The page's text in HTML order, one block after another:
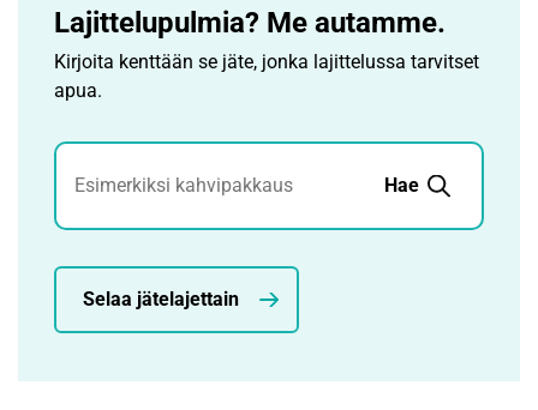
Lajittelupulmia? Me autamme.
Kirjoita kenttään se jäte, jonka lajittelussa tarvitset
apua.
Jätehaku
Hae
Selaa jätelajettain